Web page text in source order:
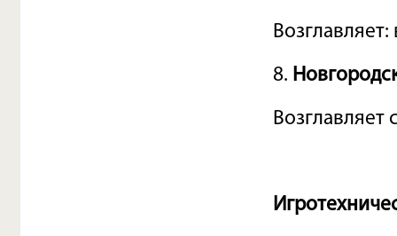
8.
Возглавляет